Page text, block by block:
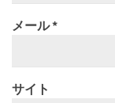
メール*
サイト